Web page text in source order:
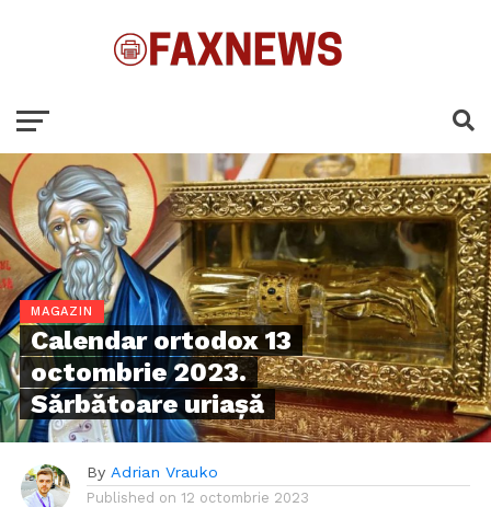
MAGAZIN
Calendar ortodox 13
octombrie 2023.
Sărbătoare uriașă
By Adrian Vrauko
Published on 12 octombrie 2023